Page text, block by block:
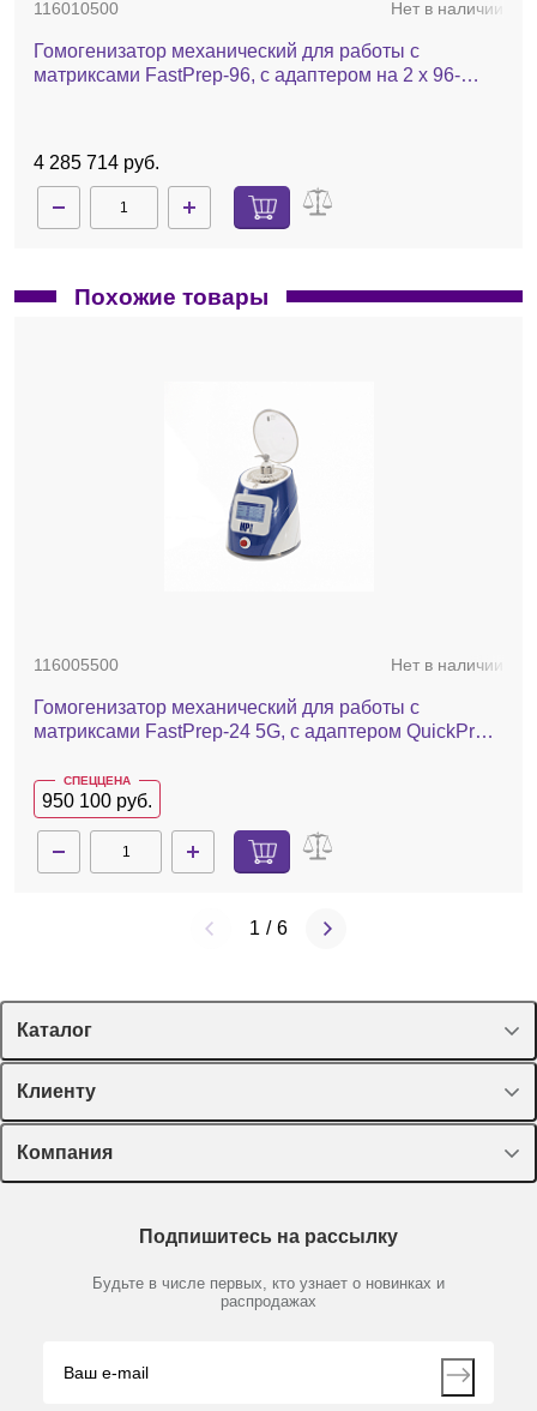
116010500 Нет в наличии
Гомогенизатор механический для работы с
матриксами FastPrep-96, с адаптером на 2 х 96-
4 285 714 руб.
Похожие товары
116005500 Нет в наличии
Гомогенизатор механический для работы с
матриксами FastPrep-24 5G, с адаптером QuickPrep,
СПЕЦЦЕНА
950 100 руб.
1 / 6
Каталог
Спецпредложения
Оборудование, приборы
Пластик, стекло, принадлежности
Химические реактивы, препараты, наборы
Производители
Клиенту
Лекторий Диаэм
Доставка и оплата
Мобильное приложение
Компания
Партнеры
Контакты
Подпишитесь на рассылку
Будьте в числе первых, кто узнает о новинках и
распродажах